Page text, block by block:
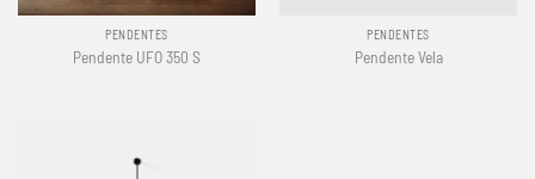
PENDENTES
Pendente UFO 350 S
PENDENTES
Pendente Vela